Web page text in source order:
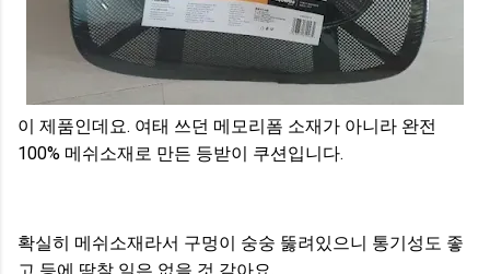
이 제품인데요. 여태 쓰던 메모리폼 소재가 아니라 완전
100% 메쉬소재로 만든 등받이 쿠션입니다.
확실히 메쉬소재라서 구멍이 숭숭 뚫려있으니 통기성도 좋